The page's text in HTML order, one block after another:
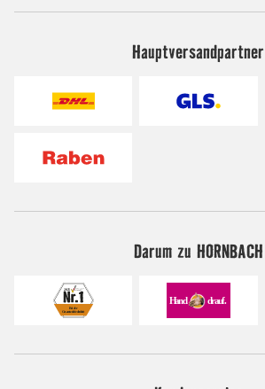
Hauptversandpartner
Darum zu HORNBACH